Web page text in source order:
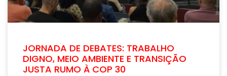
JORNADA DE DEBATES: TRABALHO
DIGNO, MEIO AMBIENTE E TRANSIÇÃO
JUSTA RUMO À COP 30